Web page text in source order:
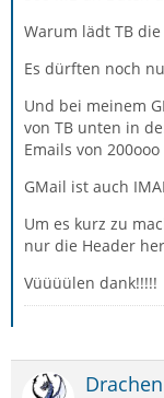
Warum lädt TB
Es dürften noch
Und bei meinem
von TB unten in
Emails von
GMail ist auch
Um es kurz zu
nur die Header
Vüüüülen dank!!!!!
Drachen